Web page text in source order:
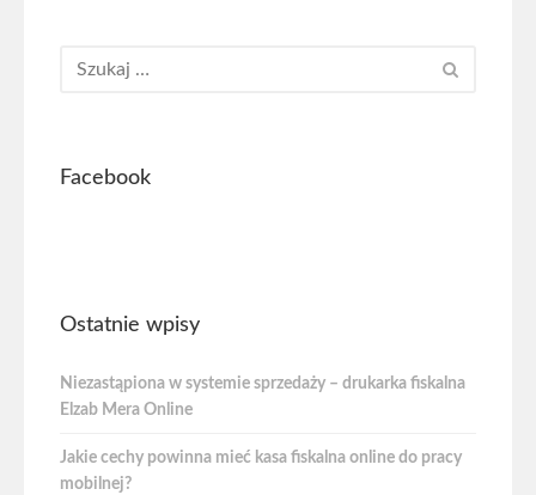
Facebook
Ostatnie wpisy
Niezastąpiona w systemie sprzedaży – drukarka fiskalna
Elzab Mera Online
Jakie cechy powinna mieć kasa fiskalna online do pracy
mobilnej?